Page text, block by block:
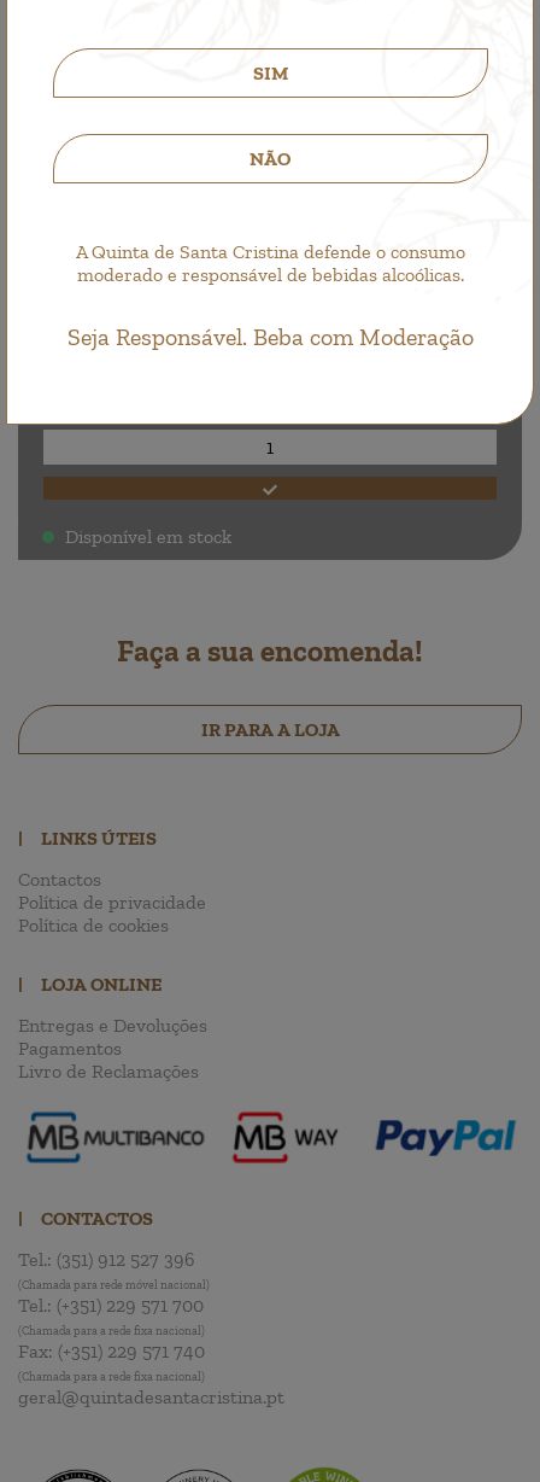
SIM
NÃO
A Quinta de Santa Cristina defende o consumo
moderado e responsável de bebidas alcoólicas.
Seja Responsável. Beba com Moderação
elaborados, pratos tradicionais da região do Minho
8º - 10ºC
14,00€
. Disponível em stock
Faça a sua encomenda!
IR PARA A LOJA
|
LINKS ÚTEIS
Contactos
Política de privacidade
Política de cookies
|
LOJA ONLINE
Entregas e Devoluções
Pagamentos
Livro de Reclamações
|
CONTACTOS
Tel.: (351) 912 527 396
(Chamada para rede móvel nacional)
Tel.: (+351) 229 571 700
(Chamada para a rede fixa nacional)
Fax: (+351) 229 571 740
(Chamada para a rede fixa nacional)
geral@quintadesantacristina.pt